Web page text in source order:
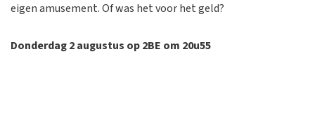
eigen amusement. Of was het voor het geld?
Donderdag 2 augustus op 2BE om 20u55